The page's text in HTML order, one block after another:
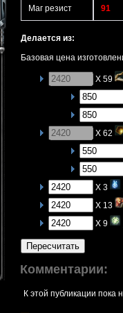
Маг резист 91
Делается из:
Базовая цена
X 59
X 62
X 3
X 13
X 9
Пересчитать
Комментарии:
К этой публикации пока